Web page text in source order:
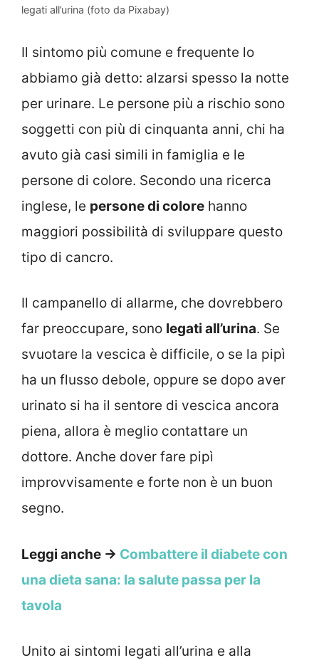
legati all’urina (foto da Pixabay)
Il sintomo più comune e frequente lo
abbiamo già detto: alzarsi spesso la notte
per urinare. Le persone più a rischio sono
soggetti con più di cinquanta anni, chi ha
avuto già casi simili in famiglia e le
persone di colore. Secondo una ricerca
inglese, le persone di colore hanno
maggiori possibilità di sviluppare questo
tipo di cancro.
Il campanello di allarme, che dovrebbero
far preoccupare, sono legati all’urina. Se
svuotare la vescica è difficile, o se la pipì
ha un flusso debole, oppure se dopo aver
urinato si ha il sentore di vescica ancora
piena, allora è meglio contattare un
dottore. Anche dover fare pipì
improvvisamente e forte non è un buon
segno.
Leggi anche → Combattere il diabete con
una dieta sana: la salute passa per la
tavola
Unito ai sintomi legati all’urina e alla